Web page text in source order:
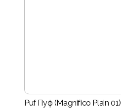
Puf Пуф (Magnifico Plain